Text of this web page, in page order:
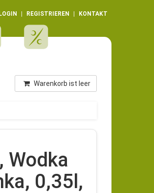
LOGIN REGISTRIEREN KONTAKT
Warenkorb ist leer
Wodka
0,35l,